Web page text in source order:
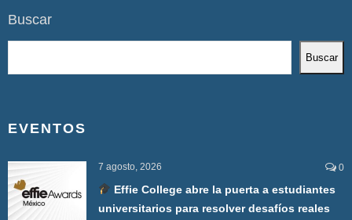
Buscar
Buscar
EVENTOS
7 agosto, 2026 0
Effie College abre la puerta a estudiantes
universitarios para resolver desafíos reales